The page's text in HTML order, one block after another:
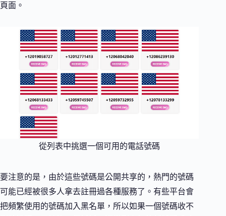
頁面。
從列表中挑選一個可用的電話號碼
要注意的是，由於這些號碼是公開共享的，熱門的號碼
可能已經被很多人拿去註冊過各種服務了。有些平台會
把頻繁使用的號碼加入黑名單，所以如果一個號碼收不